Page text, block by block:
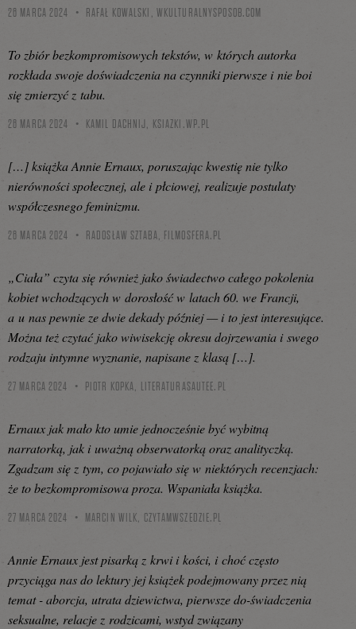
26 MARCA 2024 RAFAŁ KOWALSKI, WKULTURALNYSPOSOB.COM
To zbiór bezkompromisowych tekstów, w których autorka
rozkłada swoje doświadczenia na czynniki pierwsze i nie boi
się zmierzyć z tabu.
26 MARCA 2024 KAMIL DACHNIJ, KSIAZKI.WP.PL
[…] książka Annie Ernaux, poruszając kwestię nie tylko
nierówności społecznej, ale i płciowej, realizuje postulaty
współczesnego feminizmu.
26 MARCA 2024 RADOSŁAW SZTABA, FILMOSFERA.PL
„Cia­ła” czy­ta się rów­nież jako świa­dec­two całe­go poko­le­nia
kobiet wcho­dzą­cych w doro­słość w latach 60. we Fran­cji,
a u nas pew­nie ze dwie deka­dy póź­niej — i to jest inte­re­su­ją­ce.
Moż­na też czy­tać jako wiwi­sek­cję okre­su doj­rze­wa­nia i swe­go
rodza­ju intym­ne wyzna­nie, napi­sa­ne z kla­są […].
27 MARCA 2024 PIOTR KOPKA, LITERATURASAUTEE.PL
Ernaux jak mało kto umie jednocześnie być wybitną
narratorką, jak i uważną obserwatorką oraz analityczką.
Zgadzam się z tym, co pojawiało się w niektórych recenzjach:
że to bezkompromisowa proza. Wspaniała książka.
27 MARCA 2024 MARCIN WILK, CZYTAMWSZEDZIE.PL
Annie Ernaux jest pisarką z krwi i kości, i choć często
przyciąga nas do lektury jej książek podejmowany przez nią
temat - aborcja, utrata dziewictwa, pierwsze do-świadczenia
seksualne, relacje z rodzicami, wstyd związany